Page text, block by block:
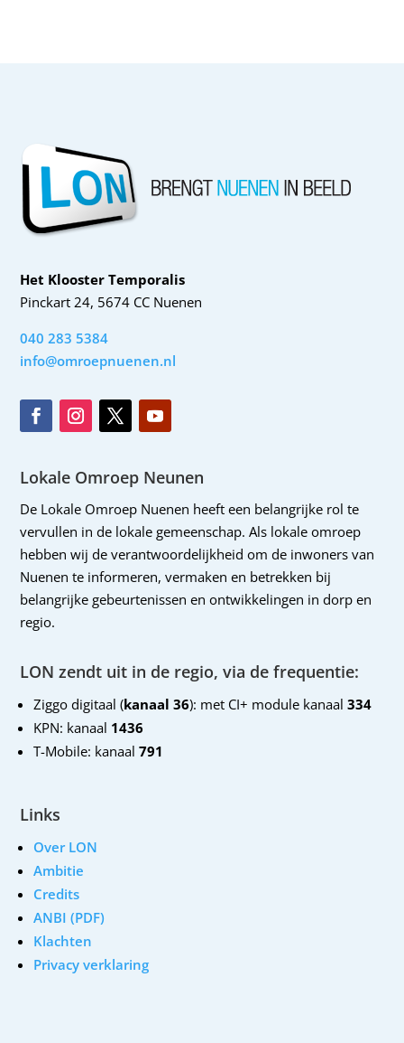
Het Klooster Temporalis
Pinckart 24, 5674 CC Nuenen
040 283 5384
info@omroepnuenen.nl
Lokale Omroep Neunen
De Lokale Omroep Nuenen heeft een belangrijke rol te
vervullen in de lokale gemeenschap. Als lokale omroep
hebben wij de verantwoordelijkheid om de inwoners van
Nuenen te informeren, vermaken en betrekken bij
belangrijke gebeurtenissen en ontwikkelingen in dorp en
regio.
LON zendt uit in de regio, via de frequentie:
Ziggo digitaal (kanaal 36): met CI+ module kanaal 334
KPN: kanaal 1436
T-Mobile: kanaal791
Links
Over LON
Ambitie
Credits
ANBI (PDF)
Klachten
Privacy verklaring